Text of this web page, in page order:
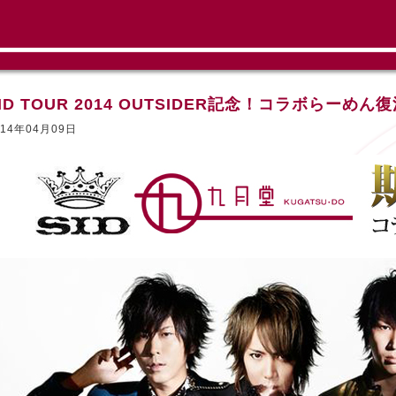
TOUR 2014 OUTSIDER記念！コラボらーめん復
年04月09日